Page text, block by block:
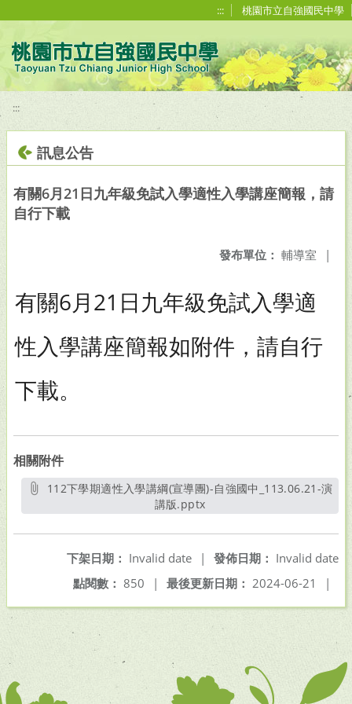
::: 桃園市立自強國民中學
:::
訊息公告
有關6月21日九年級免試入學適性入學講座簡報，請
自行下載
發布單位： 輔導室 |
有關6月21日九年級免試入學適
性入學講座簡報如附件，請自行
下載。
相關附件
講版.pptx
發佈日期： Invalid date
下架日期： Invalid date
|
最後更新日期： 2024-06-21 |
點閱數： 850 |